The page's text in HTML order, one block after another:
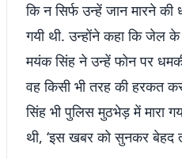
कि न सिर्फ उन्हें जान मारने
गयी थी. उन्होंने कहा कि जेल
मयंक सिंह ने उन्हें फोन पर
वह किसी भी तरह की हरकत
सिंह भी पुलिस मुठभेड़ में मारा
थी, ‘इस खबर को सुनकर बेहद